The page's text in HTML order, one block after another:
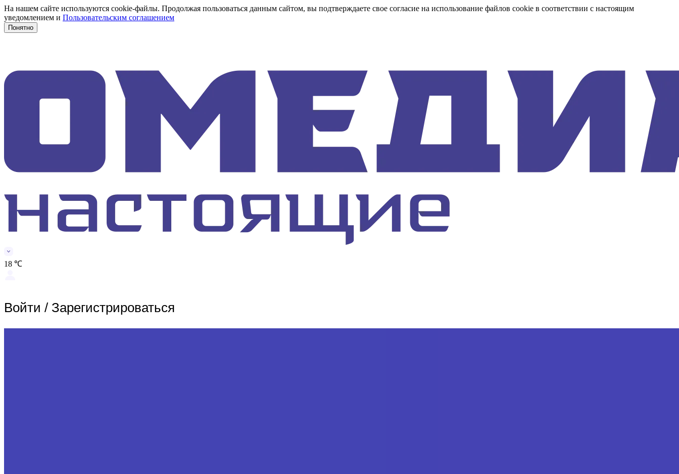
На нашем сайте используются cookie-файлы. Продолжая пользоваться данным сайтом, вы подтверждаете свое согласие на использование файлов cookie в соответствии с настоящим
уведомлением и Пользовательским соглашением
Понятно
18 ℃
Войти / Зарегистрироваться